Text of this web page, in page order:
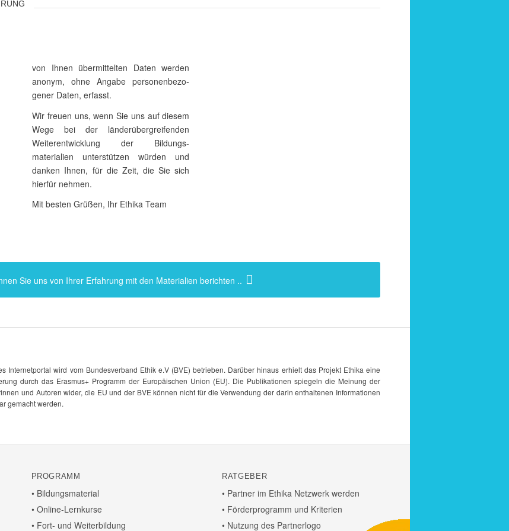
von Ihnen über­mit­telten Daten werden
anonym, ohne Angabe perso­nen­be­zo­
gener Daten, erfasst.
Wir freuen uns, wenn Sie uns auf diesem
Wege bei der länder­über­grei­fenden
Weiter­ent­wick­lung der Bildungs­
materialien unter­stützen würden und
danken Ihnen, für die Zeit, die Sie sich
hierfür nehmen.
Mit besten Grüßen, Ihr Ethika Team
Sie uns von Ihrer Erfah­rung mit den Mate­ria­lien berichten ..
Inter­net­portal wird vom Bundes­ver­band Ethike.V (BVE) betrieben. Darüber hinaus erhielt das Projekt Ethika eine
durch das Erasmus+ Programm der Euro­päi­schen Union (EU). Die Publi­ka­tionen spie­geln die Meinung der
und Autoren wider, die EU und der BVE können nicht für die Verwen­dung der darin enthal­tenen Infor­ma­tionen
gemacht werden.
PROGRAMM
• Bildungs­ma­te­rial
• Online-Lern­kurse
• Fort- und Weiterbildung
RATGEBER
• Partner im Ethika Netz­werk werden
• Förder­pro­gramm und Krite­rien
• Nutzung des Part­ner­logo